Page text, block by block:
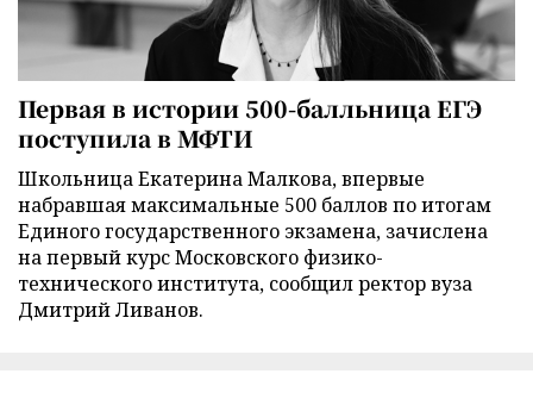
Первая в истории 500-балльница ЕГЭ
поступила в МФТИ
Школьница Екатерина Малкова, впервые
набравшая максимальные 500 баллов по итогам
Единого государственного экзамена, зачислена
на первый курс Московского физико-
технического института, сообщил ректор вуза
Дмитрий Ливанов.